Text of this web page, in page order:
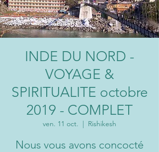
INDE DU NORD -
VOYAGE &
SPIRITUALITE octobre
2019 - COMPLET
ven. 11 oct.
  |
Rishikesh
Nous vous avons concocté